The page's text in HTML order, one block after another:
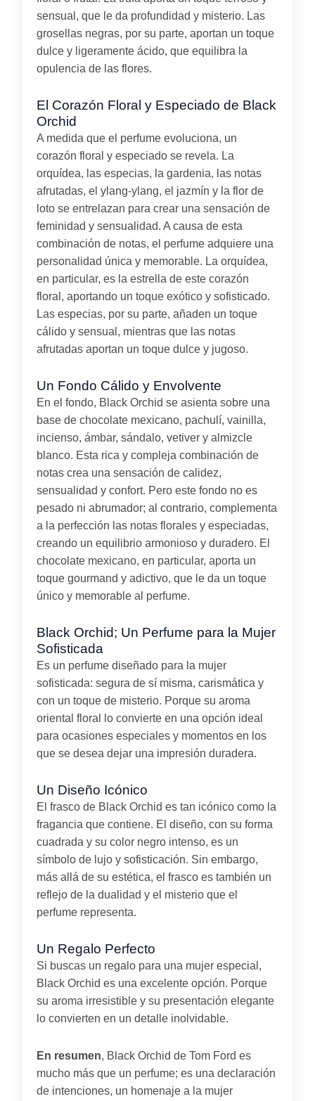
sensual, que le da profundidad y misterio. Las
grosellas negras, por su parte, aportan un toque
dulce y ligeramente ácido, que equilibra la
opulencia de las flores.
El Corazón Floral y Especiado de Black
Orchid
A medida que el perfume evoluciona, un
corazón floral y especiado se revela. La
orquídea, las especias, la gardenia, las notas
afrutadas, el ylang-ylang, el jazmín y la flor de
loto se entrelazan para crear una sensación de
feminidad y sensualidad. A causa de esta
combinación de notas, el perfume adquiere una
personalidad única y memorable. La orquídea,
en particular, es la estrella de este corazón
floral, aportando un toque exótico y sofisticado.
Las especias, por su parte, añaden un toque
cálido y sensual, mientras que las notas
afrutadas aportan un toque dulce y jugoso.
Un Fondo Cálido y Envolvente
En el fondo, Black Orchid se asienta sobre una
base de chocolate mexicano, pachulí, vainilla,
incienso, ámbar, sándalo, vetiver y almizcle
blanco. Esta rica y compleja combinación de
notas crea una sensación de calidez,
sensualidad y confort. Pero este fondo no es
pesado ni abrumador; al contrario, complementa
a la perfección las notas florales y especiadas,
creando un equilibrio armonioso y duradero. El
chocolate mexicano, en particular, aporta un
toque gourmand y adictivo, que le da un toque
único y memorable al perfume.
Black Orchid; Un Perfume para la Mujer
Sofisticada
Es un perfume diseñado para la mujer
sofisticada: segura de sí misma, carismática y
con un toque de misterio. Porque su aroma
oriental floral lo convierte en una opción ideal
para ocasiones especiales y momentos en los
que se desea dejar una impresión duradera.
Un Diseño Icónico
El frasco de Black Orchid es tan icónico como la
fragancia que contiene. El diseño, con su forma
cuadrada y su color negro intenso, es un
símbolo de lujo y sofisticación. Sin embargo,
más allá de su estética, el frasco es también un
reflejo de la dualidad y el misterio que el
perfume representa.
Un Regalo Perfecto
Si buscas un regalo para una mujer especial,
Black Orchid es una excelente opción. Porque
su aroma irresistible y su presentación elegante
lo convierten en un detalle inolvidable.
En resumen, Black Orchid de Tom Ford es
mucho más que un perfume; es una declaración
de intenciones, un homenaje a la mujer